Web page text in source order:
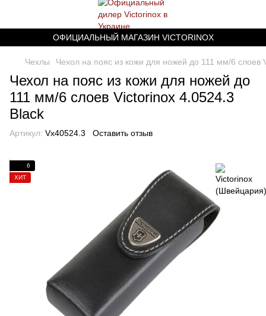
ОФИЦИАЛЬНЫЙ МАГАЗИН VICTORINOX
Чехлы Чехол на пояс из кожи для ножей до 111 мм/6 слоев
Чехол на пояс из кожи для ножей до
111 мм/6 слоев Victorinox 4.0524.3
Black
Артикул: Vx40524.3 Оставить отзыв
6
ХИТ